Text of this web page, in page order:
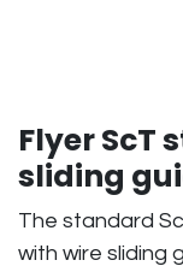
Flyer ScT
sliding
The standard
with wire sliding